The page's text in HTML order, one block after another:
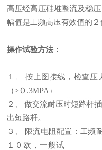
高压经高压硅堆整流及稳
幅值是工频高压有效值的２
操作试验方法：
１、 按上图接线，检查压
（≥０.3MPA）
２、 做交流耐压时短路杆
出短路杆。
３、 限流电阻配置：工频
１０欧，